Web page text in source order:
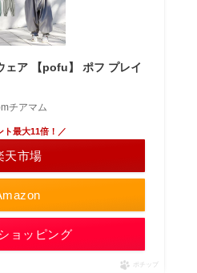
ェア 【pofu】 ポフ プレイ
チアマム
ト最大11倍！／
天市場
ョッピング
ポチップ